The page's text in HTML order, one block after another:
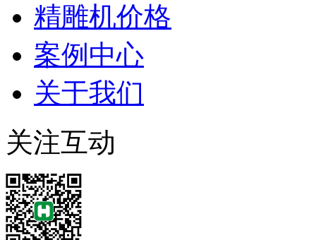
精雕机价格
案例中心
关于我们
关注互动